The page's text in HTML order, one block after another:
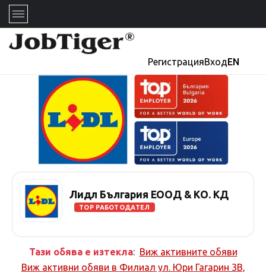
РегистрацияВходEN
Лидл България ЕООД & КО. КД
TOP РАБОТОДАТЕЛ
Тази обява е изтекла: Виж активните обяви
Виж активни обяви в Филиал ул. Юри Гагарин 3В,